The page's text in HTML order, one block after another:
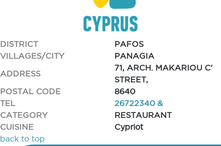
DISTRICT
PAFOS
VILLAGES/CITY
PANAGIA
ADDRESS
71, ARCH. MAKARIOU C'
STREET,
POSTAL CODE
8640
TEL
26722340 &
CATEGORY
RESTAURANT
CUISINE
Cypriot
back to top